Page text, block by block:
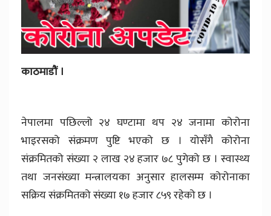
काठमाडौं ।
नेपालमा पछिल्लो २४ घण्टामा थप २४ जनामा कोरोना
भाइरसको संक्रमण पुष्टि भएको छ । योसँगै कोरोना
संक्रमितको संख्या २ लाख २४ हजार ७८ पुगेको छ । स्वास्थ्य
तथा जनसंख्या मन्त्रालयका अनुसार हालसम्म कोरोनाका
सक्रिय संक्रमितको संख्या १७ हजार ८५९ रहेको छ ।